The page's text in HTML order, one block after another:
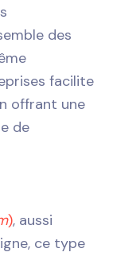
des
facilite
offrant une
de
), aussi
ce type